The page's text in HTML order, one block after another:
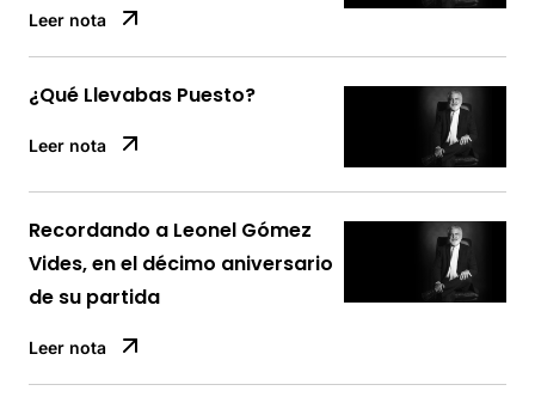
Leer nota
¿Qué Llevabas Puesto?
Leer nota
Recordando a Leonel Gómez
Vides, en el décimo aniversario
de su partida
Leer nota